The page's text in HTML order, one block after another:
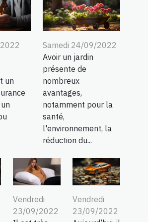
un
Samedi 24/09/2022
Avoir un jardin
présente de
nombreux
avantages,
notamment pour la
santé,
l'environnement, la
réduction du...
Vendredi
23/09/2022
Vendredi
23/09/2022